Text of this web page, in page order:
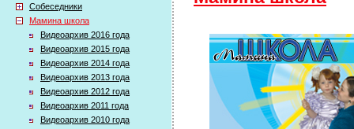
Собеседники
Мамина школа
Видеоархив 2016 года
Видеоархив 2015 года
Видеоархив 2014 года
Видеоархив 2013 года
Видеоархив 2012 года
Видеоархив 2011 года
Видеоархив 2010 года